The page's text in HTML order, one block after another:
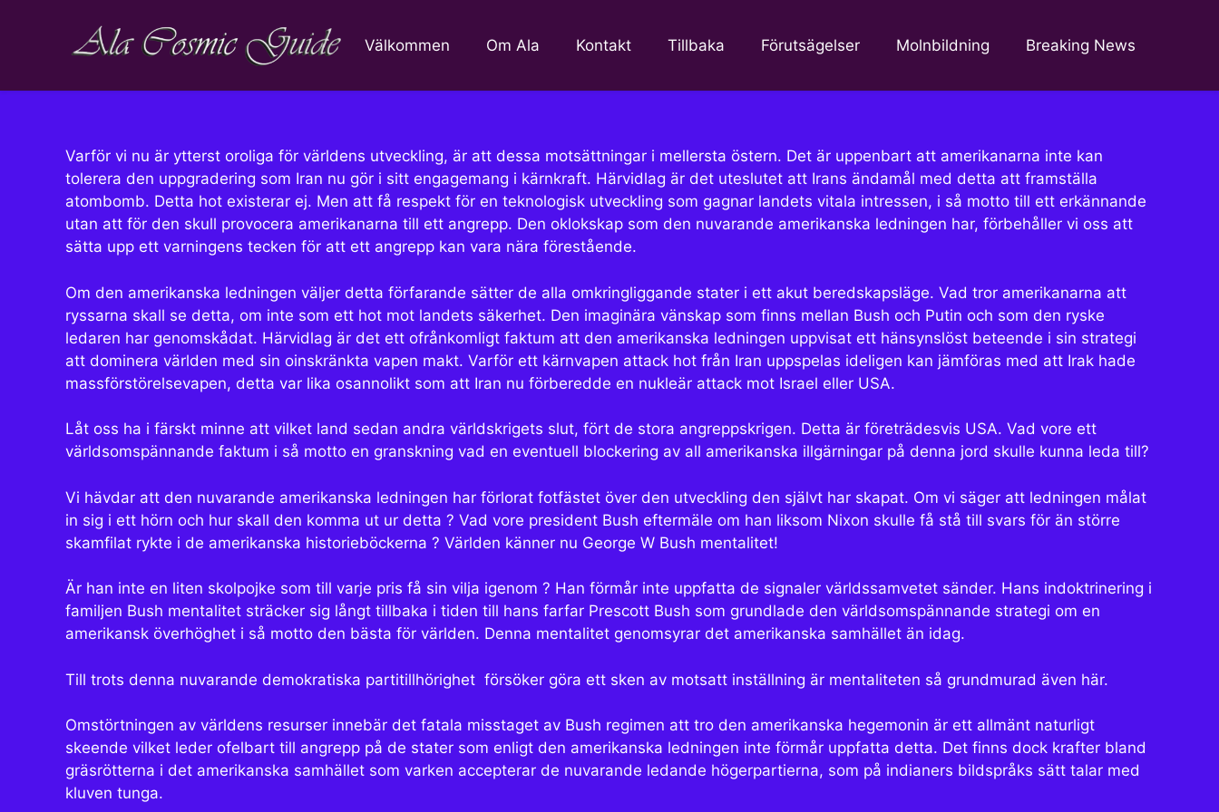
Välkommen Om Ala Kontakt Tillbaka Förutsägelser Molnbildning Breaking News
Varför vi nu är ytterst oroliga för världens utveckling, är att dessa motsättningar i mellersta östern. Det är uppenbart att amerikanarna inte kan
tolerera den uppgradering som Iran nu gör i sitt engagemang i kärnkraft. Härvidlag är det uteslutet att Irans ändamål med detta att framställa
atombomb. Detta hot existerar ej. Men att få respekt för en teknologisk utveckling som gagnar landets vitala intressen, i så motto till ett erkännande
utan att för den skull provocera amerikanarna till ett angrepp. Den oklokskap som den nuvarande amerikanska ledningen har, förbehåller vi oss att
sätta upp ett varningens tecken för att ett angrepp kan vara nära förestående.
Om den amerikanska ledningen väljer detta förfarande sätter de alla omkringliggande stater i ett akut beredskapsläge. Vad tror amerikanarna att
ryssarna skall se detta, om inte som ett hot mot landets säkerhet. Den imaginära vänskap som finns mellan Bush och Putin och som den ryske
ledaren har genomskådat. Härvidlag är det ett ofrånkomligt faktum att den amerikanska ledningen uppvisat ett hänsynslöst beteende i sin strategi
att dominera världen med sin oinskränkta vapen makt. Varför ett kärnvapen attack hot från Iran uppspelas ideligen kan jämföras med att Irak hade
massförstörelsevapen, detta var lika osannolikt som att Iran nu förberedde en nukleär attack mot Israel eller USA.
Låt oss ha i färskt minne att vilket land sedan andra världskrigets slut, fört de stora angreppskrigen. Detta är företrädesvis USA. Vad vore ett
världsomspännande faktum i så motto en granskning vad en eventuell blockering av all amerikanska illgärningar på denna jord skulle kunna leda till?
Vi hävdar att den nuvarande amerikanska ledningen har förlorat fotfästet över den utveckling den självt har skapat. Om vi säger att ledningen målat
in sig i ett hörn och hur skall den komma ut ur detta ? Vad vore president Bush eftermäle om han liksom Nixon skulle få stå till svars för än större
skamfilat rykte i de amerikanska historieböckerna ? Världen känner nu George W Bush mentalitet!
Är han inte en liten skolpojke som till varje pris få sin vilja igenom ? Han förmår inte uppfatta de signaler världssamvetet sänder. Hans indoktrinering i
familjen Bush mentalitet sträcker sig långt tillbaka i tiden till hans farfar Prescott Bush som grundlade den världsomspännande strategi om en
amerikansk överhöghet i så motto den bästa för världen. Denna mentalitet genomsyrar det amerikanska samhället än idag.
Till trots denna nuvarande demokratiska partitillhörighet försöker göra ett sken av motsatt inställning är mentaliteten så grundmurad även här.
Omstörtningen av världens resurser innebär det fatala misstaget av Bush regimen att tro den amerikanska hegemonin är ett allmänt naturligt
skeende vilket leder ofelbart till angrepp på de stater som enligt den amerikanska ledningen inte förmår uppfatta detta. Det finns dock krafter bland
gräsrötterna i det amerikanska samhället som varken accepterar de nuvarande ledande högerpartierna, som på indianers bildspråks sätt talar med
kluven tunga.